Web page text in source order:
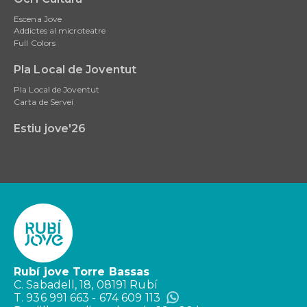
Escena Jove
Addictes al microteatre
Full Colors
Pla Local de Joventut
Pla Local de Joventut
Carta de Servei
Estiu jove'26
Rubí jove Torre Bassas
C. Sabadell, 18, 08191 Rubí
T. 936 991 663 - 674 609 113